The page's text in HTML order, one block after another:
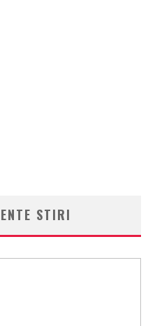
STIRI